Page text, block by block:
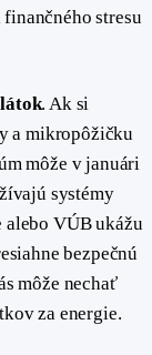
stresu
. Ak si
a mikropôžičku
môže v januári
systémy
alebo VÚB ukážu
bezpečnú
môže nechať
za energie.